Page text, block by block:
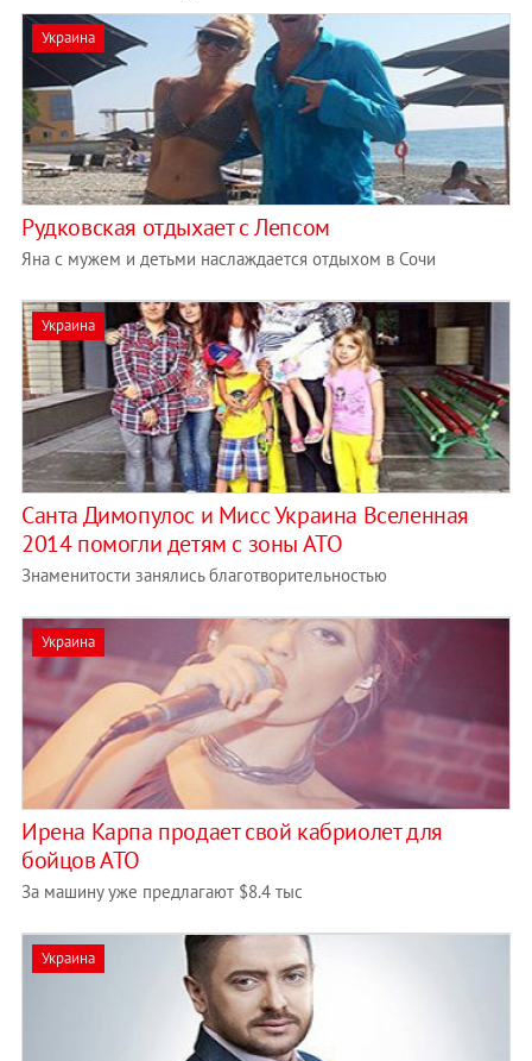
Украина
Рудковская отдыхает с Лепсом
Яна с мужем и детьми наслаждается отдыхом в Сочи
Украина
Санта Димопулос и Мисс Украина Вселенная
2014 помогли детям с зоны АТО
Знаменитости занялись благотворительностью
Украина
Ирена Карпа продает свой кабриолет для
бойцов АТО
За машину уже предлагают $8.4 тыс
Украина